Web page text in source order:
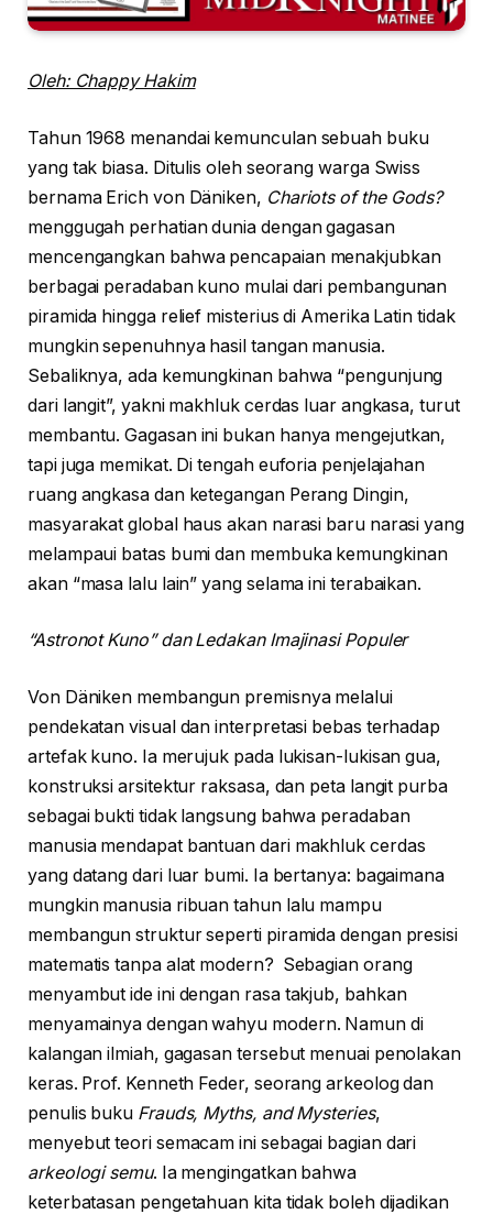
Oleh: Chappy Hakim
Tahun 1968 menandai kemunculan sebuah buku
yang tak biasa. Ditulis oleh seorang warga Swiss
bernama Erich von Däniken, Chariots of the Gods?
menggugah perhatian dunia dengan gagasan
mencengangkan bahwa pencapaian menakjubkan
berbagai peradaban kuno mulai dari pembangunan
piramida hingga relief misterius di Amerika Latin tidak
mungkin sepenuhnya hasil tangan manusia.
Sebaliknya, ada kemungkinan bahwa “pengunjung
dari langit”, yakni makhluk cerdas luar angkasa, turut
membantu. Gagasan ini bukan hanya mengejutkan,
tapi juga memikat. Di tengah euforia penjelajahan
ruang angkasa dan ketegangan Perang Dingin,
masyarakat global haus akan narasi baru narasi yang
melampaui batas bumi dan membuka kemungkinan
akan “masa lalu lain” yang selama ini terabaikan.
“Astronot Kuno” dan Ledakan Imajinasi Populer
Von Däniken membangun premisnya melalui
pendekatan visual dan interpretasi bebas terhadap
artefak kuno. Ia merujuk pada lukisan-lukisan gua,
konstruksi arsitektur raksasa, dan peta langit purba
sebagai bukti tidak langsung bahwa peradaban
manusia mendapat bantuan dari makhluk cerdas
yang datang dari luar bumi. Ia bertanya: bagaimana
mungkin manusia ribuan tahun lalu mampu
membangun struktur seperti piramida dengan presisi
matematis tanpa alat modern? Sebagian orang
menyambut ide ini dengan rasa takjub, bahkan
menyamainya dengan wahyu modern. Namun di
kalangan ilmiah, gagasan tersebut menuai penolakan
keras. Prof. Kenneth Feder, seorang arkeolog dan
penulis buku Frauds, Myths, and Mysteries,
menyebut teori semacam ini sebagai bagian dari
arkeologi semu. Ia mengingatkan bahwa
keterbatasan pengetahuan kita tidak boleh dijadikan